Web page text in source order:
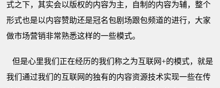
式之下，其实会以版权的内容为主，自制的内容为辅，整个
形式也是以内容赞助还是冠名包剧场跟包频道的进行，大家
做市场营销非常熟悉这样的一些模式。
但是心里我们正在经历的我们称之为互联网+的模式，就是
我们通过我们的互联网的独有的内容资源技术实现一些在传